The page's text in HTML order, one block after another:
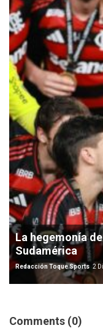
La hegemonía
Sudamérica
Redacción Toque Sports 2
Comments (0)